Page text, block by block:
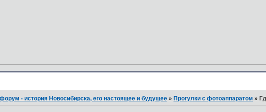
- история Новосибирска, его настоящее и будущее »Прогулки с фотоаппаратом »